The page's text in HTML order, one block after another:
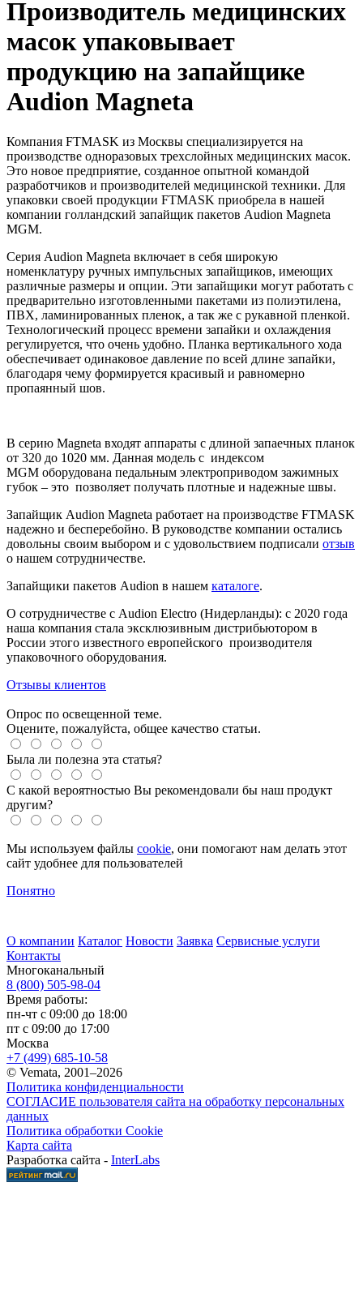
Производитель медицинских
масок упаковывает
продукцию на запайщике
Audion Magneta
Компания FTMASK из Москвы специализируется на
производстве одноразовых трехслойных медицинских масок.
Это новое предприятие, созданное опытной командой
разработчиков и производителей медицинской техники. Для
упаковки своей продукции FTMASK приобрела в нашей
компании голландский запайщик пакетов Audion Magneta
MGM.
Серия Audion Magneta включает в себя широкую
номенклатуру ручных импульсных запайщиков, имеющих
различные размеры и опции. Эти запайщики могут работать с
предварительно изготовленными пакетами из полиэтилена,
ПВХ, ламинированных пленок, а так же с рукавной пленкой.
Технологический процесс времени запайки и охлаждения
регулируется, что очень удобно. Планка вертикального хода
обеспечивает одинаковое давление по всей длине запайки,
благодаря чему формируется красивый и равномерно
пропаянный шов.
В серию Magneta входят аппараты с длиной запаечных планок
от 320 до 1020 мм. Данная модель с индексом
MGM оборудована педальным электроприводом зажимных
губок – это позволяет получать плотные и надежные швы.
Запайщик Audion Magneta работает на производстве FTMASK
надежно и бесперебойно. В руководстве компании остались
довольны своим выбором и с удовольствием подписали отзыв
о нашем сотрудничестве.
Запайщики пакетов Audion в нашем каталоге.
О сотрудничестве с Audion Electro (Нидерланды): c 2020 года
наша компания стала эксклюзивным дистрибьютором в
России этого известного европейского производителя
упаковочного оборудования.
Отзывы клиентов
Опрос по освещенной теме.
Оцените, пожалуйста, общее качество статьи.
Была ли полезна эта статья?
С какой вероятностью Вы рекомендовали бы наш продукт
другим?
Мы используем файлы cookie, они помогают нам делать этот
сайт удобнее для пользователей
Понятно
О компании Каталог Новости Заявка Сервисные услуги
Контакты
Многоканальный
8 (800) 505-98-04
Время работы:
пн-чт с 09:00 до 18:00
пт с 09:00 до 17:00
Москва
+7 (499) 685-10-58
© Vemata, 2001–2026
Политика конфиденциальности
СОГЛАСИЕ пользователя сайта на обработку персональных
данных
Политика обработки Cookie
Карта сайта
Разработка сайта - InterLabs